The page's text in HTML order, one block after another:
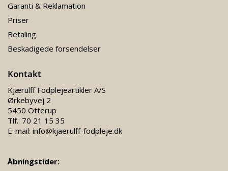
Garanti & Reklamation
Priser
Betaling
Beskadigede forsendelser
Kontakt
Kjærulff Fodplejeartikler A/S
Ørkebyvej 2
5450 Otterup
Tlf.: 70 21 15 35
E-mail: info@kjaerulff-fodpleje.dk
Åbningstider: